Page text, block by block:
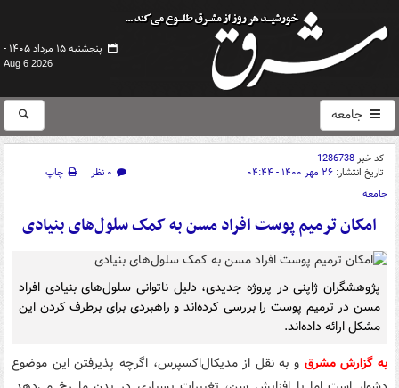
پنجشنبه ۱۵ مرداد ۱۴۰۵ -
Aug 6 2026
جامعه
کد خبر1286738
تاریخ انتشار: ۲۶ مهر ۱۴۰۰ - ۰۴:۴۴ ۰ نظر
چاپ
جامعه
امکان ترمیم پوست افراد مسن به کمک سلول‌های بنیادی
پژوهشگران ژاپنی در پروژه جدیدی، دلیل ناتوانی سلول‌های بنیادی افراد
مسن در ترمیم پوست را بررسی کرده‌اند و راهبردی برای برطرف کردن این
مشکل ارائه داده‌اند.
به گزارش مشرق و به نقل از مدیکال‌اکسپرس، اگرچه پذیرفتن این موضوع